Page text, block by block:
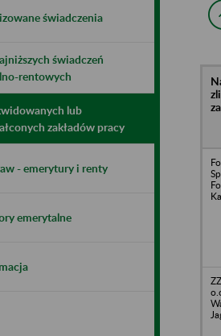
świadczenia
świadczeń
rentowych
lub
zakładów pracy
- emerytury i renty
emerytalne